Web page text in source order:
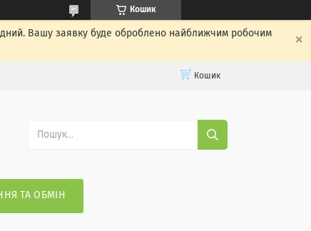
Кошик
Вашу заявку буде оброблено найближчим робочим
Кошик
ТА ОБМІН